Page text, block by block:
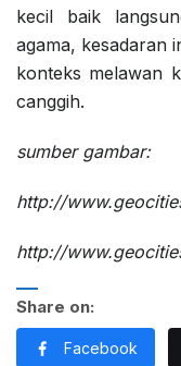
kecil baik
agama, kesadaran
konteks melawan
canggih.
sumber gambar:
http://
http://
Share on:
Facebook